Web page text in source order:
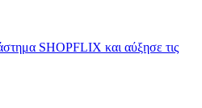
SHOPFLIX και αύξησε τις